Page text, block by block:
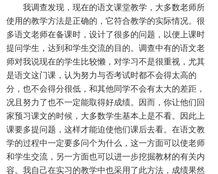
我调查发现，现在的语文课堂教学，大多数老师所
使用的教学方法是正确的，它符合教学的实际情况。很
多语文老师在备课时，设计了很多的问题，以便上课时
提问学生，达到和学生交流的目的。调查中有的语文老
师对我说现在的学生比较懒，对学习不是很重视，尤其
是语文这门课，认为努力与否考试时都不会得太高的
分，也不会得分很低，和其他同学不会有太大的差距，
况且努力了也不一定能取得好成绩。因而，你让他们回
家预习课文的时候，大多数学生基本上是不看。因此上
课要多提问题，这样才能迫使他们课后去看。在语文教
学的过程中一定要多问个为什么，这一方面可以使老师
和学生交流，另一方面也可以进一步挖掘教材的有关内
容。我自己在实习的教学中也采用了此方法，成绩果然